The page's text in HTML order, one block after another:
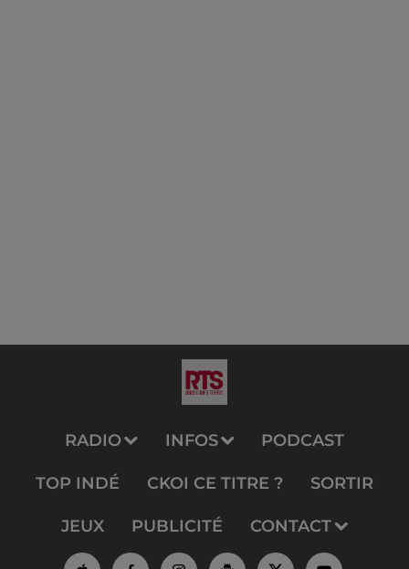
RADIO INFOS PODCAST
TOP INDÉ CKOI CE TITRE ? SORTIR
JEUX PUBLICITÉ CONTACT